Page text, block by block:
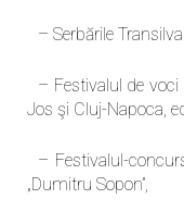
– Serbările
– Festivalul de voci
Jos şi Cluj-Napoca,
– Festivalul-
„Dumitru Sopon”,